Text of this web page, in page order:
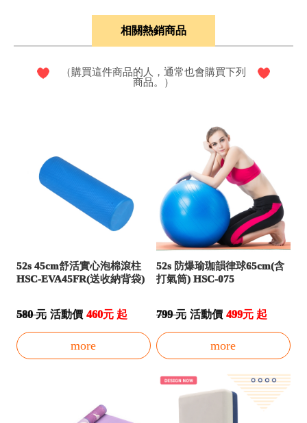
相關熱銷商品
（購買這件商品的人，通常也會購買下列
商品。）
52s 45cm舒活實心泡棉滾柱
HSC-EVA45FR(送收納背袋)
580 元 活動價 460元 起
more
52s 防爆瑜珈韻律球65cm(含
打氣筒) HSC-075
799 元 活動價 499元 起
more